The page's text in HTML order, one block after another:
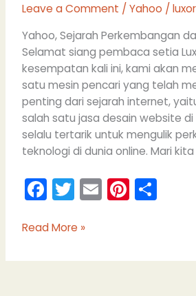
Leave a Comment / Yahoo / luxor
Yahoo, Sejarah Perkembangan
Selamat siang pembaca setia
kesempatan kali ini, kami akan
satu mesin pencari yang telah
penting dari sejarah internet,
salah satu jasa desain website di
selalu tertarik untuk mengulik
teknologi di dunia online. Mari kita
F
a
c
e
T
w
itt
er
E
m
l
Pi
nt
e
S
e
Read More »